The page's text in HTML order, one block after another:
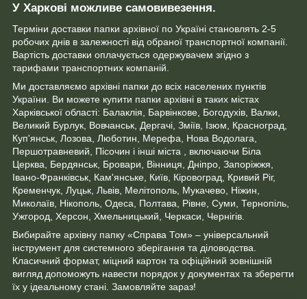
У Харкові можливе самовивезення.
Терміни доставки папки архівної по Україні становлять 2-5
робочих днів в залежності від обраної транспортної компанії.
Вартість доставки оплачується одержувачем згідно з
тарифами транспортних компаній.
Ми доставляємо архівні папки до всіх населених пунктів
України. Ви можете купити папки архівні в таких містах
Харківської області: Балаклія, Барвінкове, Богодухів, Валки,
Великий Бурлук, Вовчанськ, Дергачі, Зміїв, Ізюм, Красноград,
Куп'янськ, Лозова, Люботин, Мерефа, Нова Водолага,
Першотравневий, Пісочин і інші міста , включаючи Біла
Церква, Бердянськ, Бровари, Вінниця, Дніпро, Запоріжжя,
Івано-Франківськ, Кам'янське, Київ, Кіровоград, Кривий Ріг,
Кременчук, Луцьк, Львів, Мелітополь, Мукачево, Ніжин,
Миколаїв, Нікополь, Одеса, Полтава, Рівне, Суми, Тернопіль,
Ужгород, Херсон, Хмельницький, Черкаси, Чернігів.
Вибирайте архівну папку «Справа Том» – універсальний
інструмент для системного зберігання та діловодства.
Класичний формат, міцний картон та офіційний зовнішній
вигляд допоможуть навести порядок у документах та зберегти
їх у ідеальному стані. Замовляйте зараз!